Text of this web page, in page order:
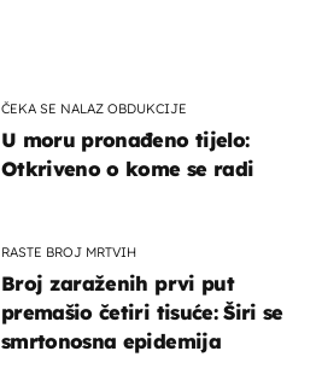
ČEKA SE NALAZ OBDUKCIJE
U moru pronađeno tijelo:
Otkriveno o kome se radi
RASTE BROJ MRTVIH
Broj zaraženih prvi put
premašio četiri tisuće: Širi se
smrtonosna epidemija